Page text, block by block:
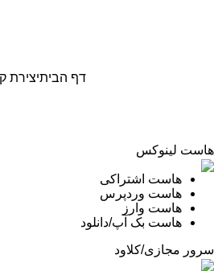
דף הביתיצירת
هاست لینوکس
هاست اشتراکی
هاست وردپرس
هاست وارز
هاست بک آپ/دانلود
سرور مجازی/کلاود